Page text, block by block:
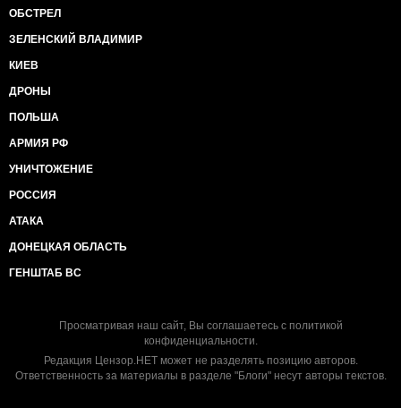
ОБСТРЕЛ
ЗЕЛЕНСКИЙ ВЛАДИМИР
КИЕВ
ДРОНЫ
ПОЛЬША
АРМИЯ РФ
УНИЧТОЖЕНИЕ
РОССИЯ
АТАКА
ДОНЕЦКАЯ ОБЛАСТЬ
ГЕНШТАБ ВС
Просматривая наш сайт, Вы соглашаетесь с политикой
конфиденциальности.
Редакция Цензор.НЕТ может не разделять позицию авторов.
Ответственность за материалы в разделе "Блоги" несут авторы текстов.